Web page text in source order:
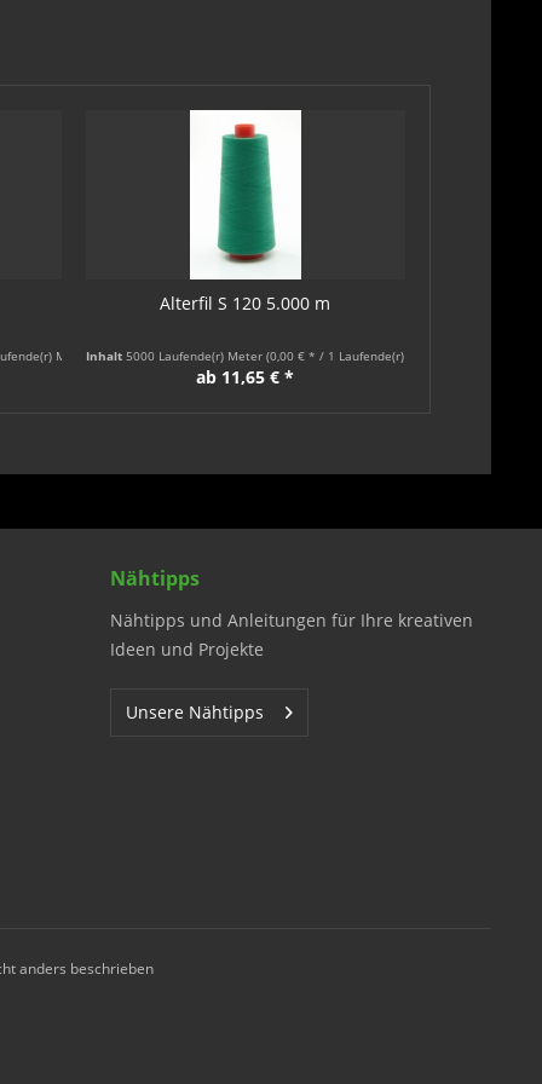
Meter)
Alterfil S 120 5.000 m
Inhalt 5000 Laufende(r) Meter (0,00 € * / 1 Laufende(r) Meter)
ab 11,65 € *
Nähtipps
Nähtipps und Anleitungen für Ihre kreativen
Ideen und Projekte
Unsere Nähtipps
anders beschrieben